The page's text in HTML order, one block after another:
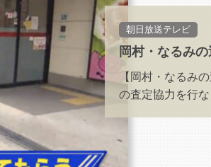
朝日放送テレビ
岡村・なるみ
【岡村・なるみ
の査定協力を行な